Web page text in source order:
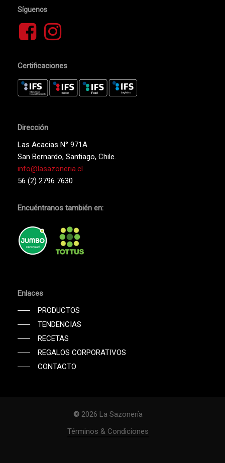
Subtotal:
Síguenos
Certificaciones
Dirección
Las Acacias N° 971A
San Bernardo, Santiago, Chile.
info@lasazoneria.cl
56 (2) 2796 7630
Encuéntranos también en:
Enlaces
PRODUCTOS
TENDENCIAS
RECETAS
REGALOS CORPORATIVOS
CONTACTO
© 2026 La Sazonería
Términos & Condiciones